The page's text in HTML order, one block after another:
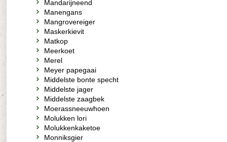
Mandarijneend
Manengans
Mangrovereiger
Maskerkievit
Matkop
Meerkoet
Merel
Meyer papegaai
Middelste bonte specht
Middelste jager
Middelste zaagbek
Moerassneeuwhoen
Molukken lori
Molukkenkaketoe
Monniksgier